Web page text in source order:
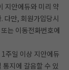
지안에듀와 미리 약
다만, 회원가입당시
는 이동전화번호에
주일 이상 지안에듀
지에 갈음할 수 있